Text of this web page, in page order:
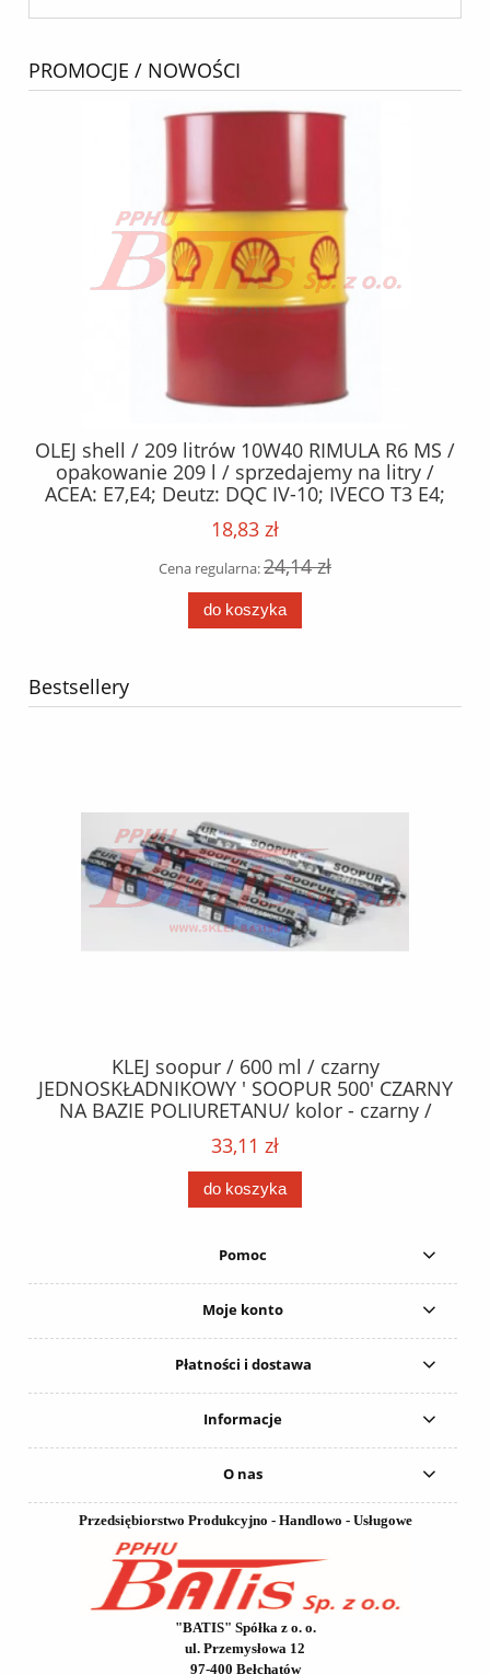
PROMOCJE / NOWOŚCI
OLEJ shell / 209 litrów 10W40 RIMULA R6 MS /
opakowanie 209 l / sprzedajemy na litry /
ACEA: E7,E4; Deutz: DQC IV-10; IVECO T3 E4;
MAN: M3277; MTU: Category 3; Renault Trucks:
RXD; Scania: LDF-2, LDF-3; Volvo: VDS-3
18,83 zł
Cena regularna:24,14 zł
do koszyka
Bestsellery
KLEJ soopur / 600 ml / czarny
JEDNOSKŁADNIKOWY ' SOOPUR 500' CZARNY
NA BAZIE POLIURETANU/ kolor - czarny /
karton 20 szt. / pistolet do kleju 307730 /
33,11 zł
do koszyka
Pomoc
Moje konto
Płatności i dostawa
Informacje
O nas
Przedsiębiorstwo Produkcyjno - Handlowo - Usługowe
"BATIS" Spółka z o. o.
ul. Przemysłowa 12
97-400 Bełchatów